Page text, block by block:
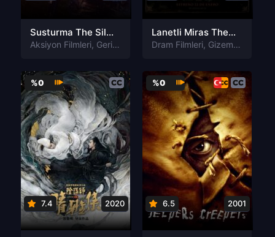
Susturma The Silencing izle
Aksiyon Filmleri, Gerilim Filmleri ,Gizem Filmleri,Suç Filmleri
Lanetli Miras The Valdemar Legacy izle
Dram Filmleri, Gizem Filmleri
%0
7.4 2020
%0
6.5 2001